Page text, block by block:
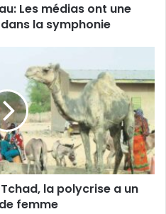
Les médias ont une
la symphonie
la polycrise a un
femme